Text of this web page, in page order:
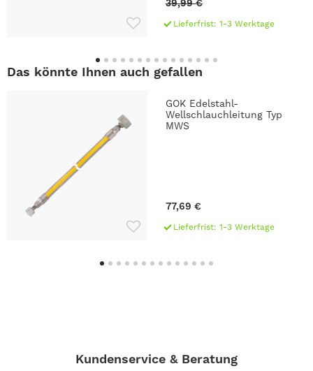
39,99 €
Lieferfrist: 1-3 Werktage
Das könnte Ihnen auch gefallen
GOK Edelstahl-
Wellschlauchleitung Typ
MWS
77,69 €
Lieferfrist: 1-3 Werktage
Kundenservice & Beratung